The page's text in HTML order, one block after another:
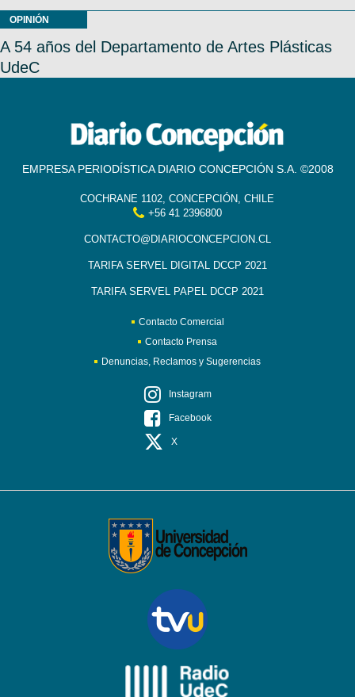
OPINIÓN
A 54 años del Departamento de Artes Plásticas
UdeC
EMPRESA PERIODÍSTICA DIARIO CONCEPCIÓN S.A. ©2008
COCHRANE 1102, CONCEPCIÓN, CHILE
+56 41 2396800
CONTACTO@DIARIOCONCEPCION.CL
TARIFA SERVEL DIGITAL DCCP 2021
TARIFA SERVEL PAPEL DCCP 2021
Contacto Comercial
Contacto Prensa
Denuncias, Reclamos y Sugerencias
Instagram
Facebook
X